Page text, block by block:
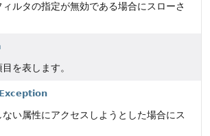
ルタの指定が無効である場合にスローさ
を表します。
い属性にアクセスしようとした場合にス